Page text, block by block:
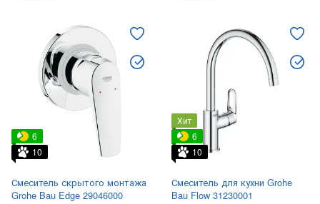
6
10
Смеситель скрытого монтажа
Grohe Bau Edge 29046000
Хит
6
10
Смеситель для кухни Grohe
Bau Flow 31230001